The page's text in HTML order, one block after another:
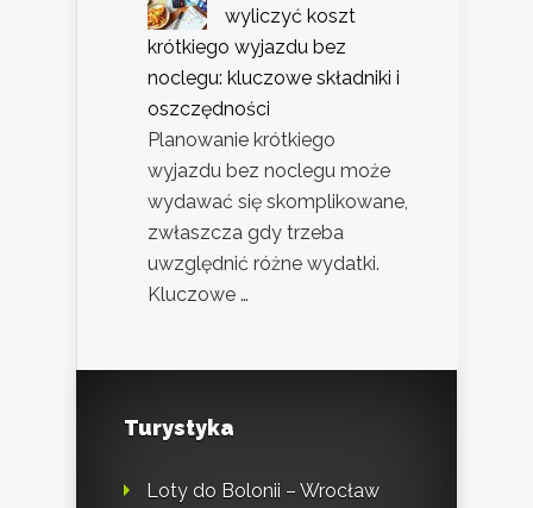
wyliczyć koszt
krótkiego wyjazdu bez
noclegu: kluczowe składniki i
oszczędności
Planowanie krótkiego
wyjazdu bez noclegu może
wydawać się skomplikowane,
zwłaszcza gdy trzeba
uwzględnić różne wydatki.
Kluczowe …
Turystyka
Loty do Bolonii – Wrocław